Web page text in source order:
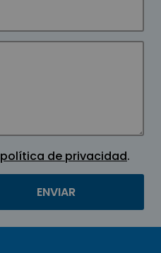
política de privacidad.